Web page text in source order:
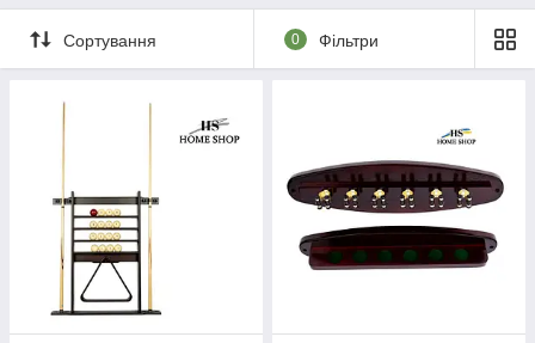
Сортування 0 Фільтри